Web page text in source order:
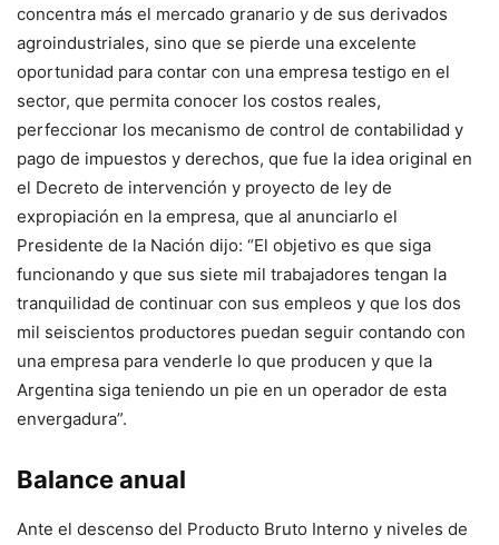
concentra más el mercado granario y de sus derivados
agroindustriales, sino que se pierde una excelente
oportunidad para contar con una empresa testigo en el
sector, que permita conocer los costos reales,
perfeccionar los mecanismo de control de contabilidad y
pago de impuestos y derechos, que fue la idea original en
el Decreto de intervención y proyecto de ley de
expropiación en la empresa, que al anunciarlo el
Presidente de la Nación dijo: “El objetivo es que siga
funcionando y que sus siete mil trabajadores tengan la
tranquilidad de continuar con sus empleos y que los dos
mil seiscientos productores puedan seguir contando con
una empresa para venderle lo que producen y que la
Argentina siga teniendo un pie en un operador de esta
envergadura”.
Balance anual
Ante el descenso del Producto Bruto Interno y niveles de